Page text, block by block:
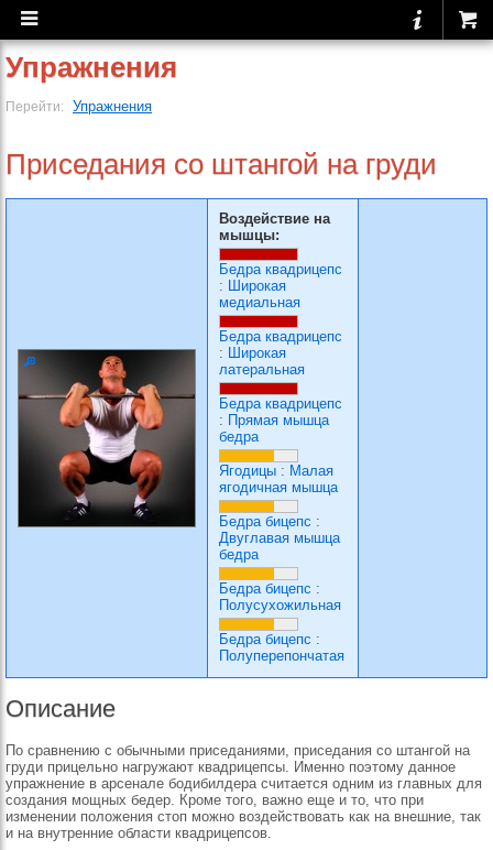
Упражнения
Перейти: Упражнения
Приседания со штангой на груди
Воздействие на
мышцы:
Бедра квадрицепс
: Широкая
медиальная
Бедра квадрицепс
: Широкая
латеральная
Бедра квадрицепс
: Прямая мышца
бедра
Ягодицы : Малая
ягодичная мышца
Бедра бицепс :
Двуглавая мышца
бедра
Бедра бицепс :
Полусухожильная
Бедра бицепс :
Полуперепончатая
Описание
По сравнению с обычными приседаниями, приседания со штангой на
груди прицельно нагружают квадрицепсы. Именно поэтому данное
упражнение в арсенале бодибилдера считается одним из главных для
создания мощных бедер. Кроме того, важно еще и то, что при
изменении положения стоп можно воздействовать как на внешние, так
и на внутренние области квадрицепсов.